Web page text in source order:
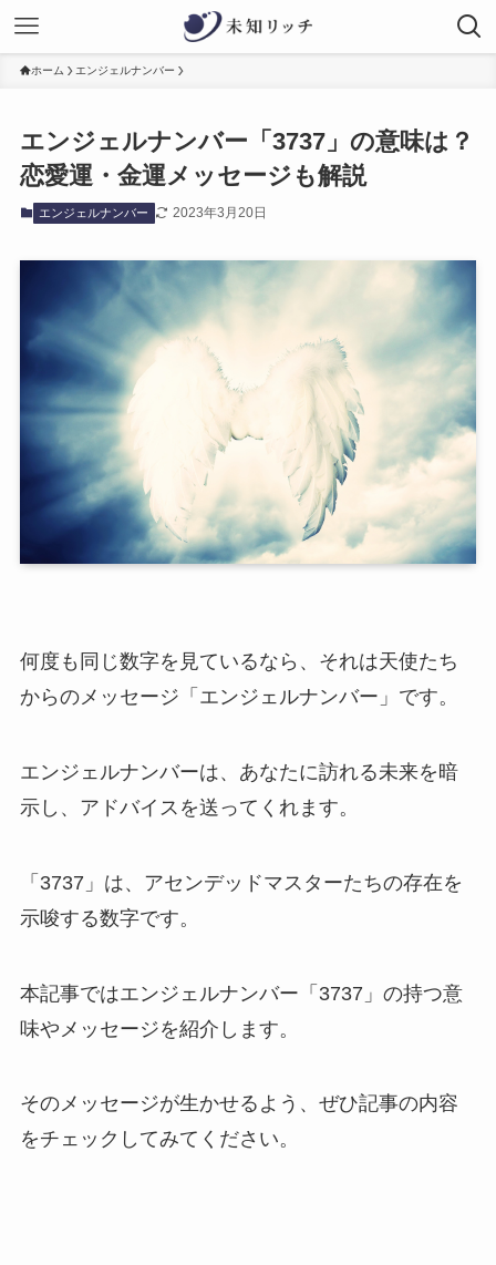
ホーム エンジェルナンバー
エンジェルナンバー「3737」の意味は？
恋愛運・金運メッセージも解説
エンジェルナンバー 2023年3月20日
何度も同じ数字を見ているなら、それは天使たち
からのメッセージ「エンジェルナンバー」です。
エンジェルナンバーは、あなたに訪れる未来を暗
示し、アドバイスを送ってくれます。
「3737」は、アセンデッドマスターたちの存在を
示唆する数字です。
本記事ではエンジェルナンバー「3737」の持つ意
味やメッセージを紹介します。
そのメッセージが生かせるよう、ぜひ記事の内容
をチェックしてみてください。